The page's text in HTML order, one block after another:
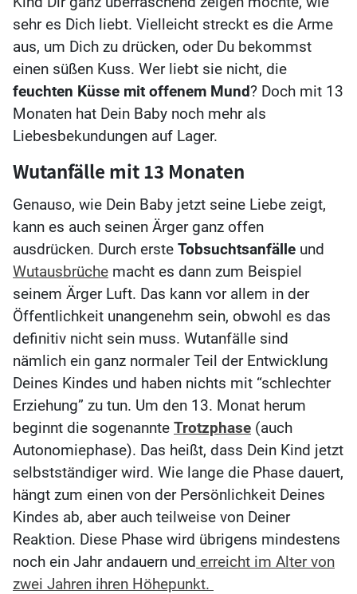
sehr es Dich liebt. Vielleicht streckt es die Arme
aus, um Dich zu drücken, oder Du bekommst
einen süßen Kuss. Wer liebt sie nicht, die
feuchten Küsse mit offenem Mund? Doch mit 13
Monaten hat Dein Baby noch mehr als
Liebesbekundungen auf Lager.
Wutanfälle mit 13 Monaten
Genauso, wie Dein Baby jetzt seine Liebe zeigt,
kann es auch seinen Ärger ganz offen
ausdrücken. Durch erste Tobsuchtsanfälle und
Wutausbrüche macht es dann zum Beispiel
seinem Ärger Luft. Das kann vor allem in der
Öffentlichkeit unangenehm sein, obwohl es das
definitiv nicht sein muss. Wutanfälle sind
nämlich ein ganz normaler Teil der Entwicklung
Deines Kindes und haben nichts mit “schlechter
Erziehung” zu tun. Um den 13. Monat herum
beginnt die sogenannte Trotzphase (auch
Autonomiephase). Das heißt, dass Dein Kind jetzt
selbstständiger wird. Wie lange die Phase dauert,
hängt zum einen von der Persönlichkeit Deines
Kindes ab, aber auch teilweise von Deiner
Reaktion. Diese Phase wird übrigens mindestens
noch ein Jahr andauern und erreicht im Alter von
zwei Jahren ihren Höhepunkt.